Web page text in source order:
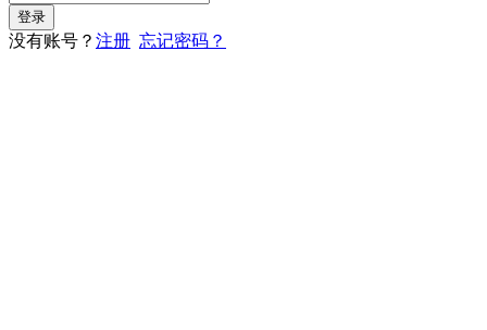
没有账号？ 注册 忘记密码？